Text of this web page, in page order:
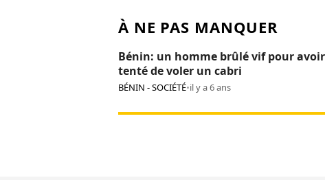
À NE PAS MANQUER
Bénin: un homme brûlé vif pour avoir
tenté de voler un cabri
BÉNIN - SOCIÉTÉ•il y a 6 ans